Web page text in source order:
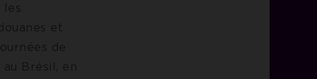
et
de
Brésil, en